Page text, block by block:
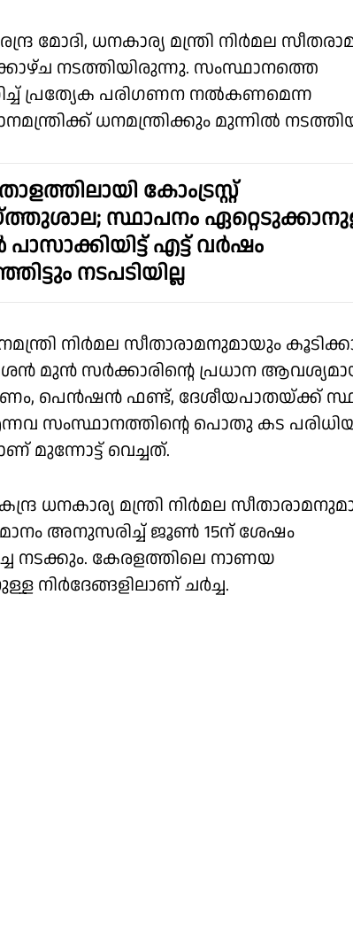
മോദി, ധനകാര്യ മന്ത്രി നിർമല
നടത്തിയിരുന്നു. സംസ്ഥാനത്തെ
പ്രത്യേക പരിഗണന നൽകണമെന്ന
ധനമന്ത്രിക്കും മുന്നിൽ
കോംട്രസ്റ്റ്
സ്ഥാപനം
എട്ട് വർഷം
നടപടിയില്ല
നിർമല സീതാരാമനുമായും
മുൻ സർക്കാരിൻ്റെ പ്രധാന
പെൻഷൻ ഫണ്ട്, ദേശീയപാതയ്ക്ക്
സംസ്ഥാനത്തിന്റെ പൊതു കട
വെച്ചത്.
ധനകാര്യ മന്ത്രി നിർമല
അനുസരിച്ച് ജൂൺ 15ന് ശേഷം
നടക്കും. കേരളത്തിലെ നാണയ
നിർദേങ്ങളിലാണ് ചർച്ച.